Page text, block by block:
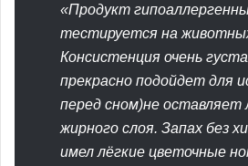
«Продукт
тестируется на
Консистенция очень
прекрасно подойдет для
перед сном)не оставляет
жирного слоя. Запах без
имел лёгкие цветочные